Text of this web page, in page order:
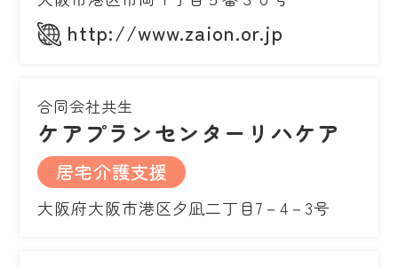
http://www.zaion.or.jp
合同会社共生
ケアプランセンターリハケア
居宅介護支援
大阪府大阪市港区夕凪二丁目7－4－3号